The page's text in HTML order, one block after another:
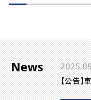
News
【公告